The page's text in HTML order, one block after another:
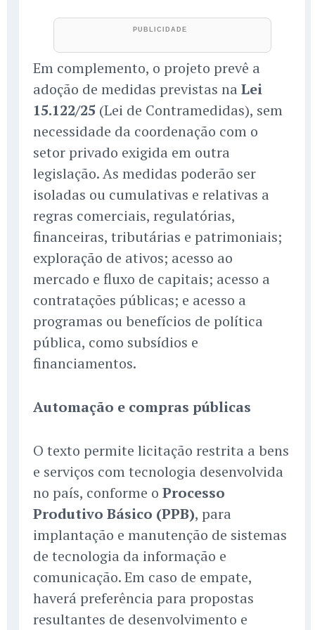
Em complemento, o projeto prevê a
adoção de medidas previstas na Lei
15.122/25 (Lei de Contramedidas), sem
necessidade da coordenação com o
setor privado exigida em outra
legislação. As medidas poderão ser
isoladas ou cumulativas e relativas a
regras comerciais, regulatórias,
financeiras, tributárias e patrimoniais;
exploração de ativos; acesso ao
mercado e fluxo de capitais; acesso a
contratações públicas; e acesso a
programas ou benefícios de política
pública, como subsídios e
financiamentos.
Automação e compras públicas
O texto permite licitação restrita a bens
e serviços com tecnologia desenvolvida
no país, conforme o Processo
Produtivo Básico (PPB), para
implantação e manutenção de sistemas
de tecnologia da informação e
comunicação. Em caso de empate,
haverá preferência para propostas
resultantes de desenvolvimento e